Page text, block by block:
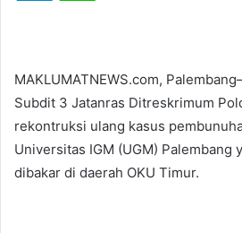
MAKLUMATNEWS.com,
Subdit 3 Jatanras Ditreskrimum
rekontruksi ulang kasus
Universitas IGM (UGM) Palembang
dibakar di daerah OKU Timur.